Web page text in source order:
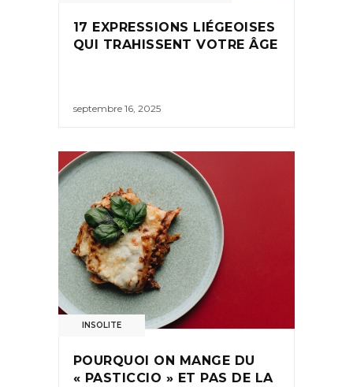
17 EXPRESSIONS LIÉGEOISES
QUI TRAHISSENT VOTRE ÂGE
septembre 16, 2025
INSOLITE
POURQUOI ON MANGE DU
« PASTICCIO » ET PAS DE LA